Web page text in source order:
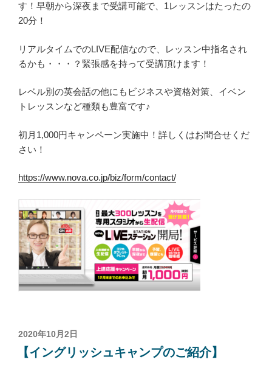
す！早朝から深夜まで受講可能で、1レッスンはたったの
20分！
リアルタイムでのLIVE配信なので、レッスン中指名され
るかも・・・？緊張感を持って受講頂けます！
レベル別の英会話の他にもビジネスや資格対策、イベン
トレッスンなど種類も豊富です♪
初月1,000円キャンペーン実施中！詳しくはお問合せくだ
さい！
https://www.nova.co.jp/biz/form/contact/
投
稿
日:
2020年10月2日
【イングリッシュキャンプのご紹介】